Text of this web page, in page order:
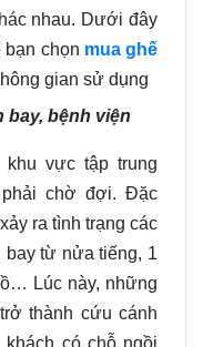
nhau. Dưới đây
bạn chọn mua ghế
gian sử dụng
bay, bệnh viện
vực tập trung
chờ đợi. Đặc
ra tình trạng các
bay từ nửa tiếng, 1
Lúc này, những
thành cứu cánh
có chỗ ngồi